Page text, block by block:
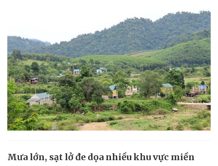
Mưa lớn, sạt lở đe dọa nhiều khu vực miền